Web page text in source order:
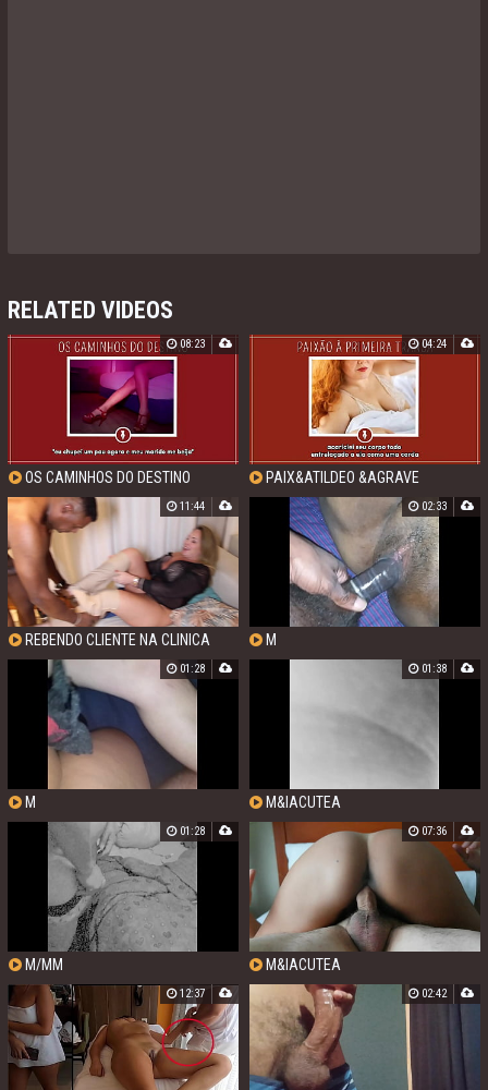
RELATED VIDEOS
OS CAMINHOS DO DESTINO
CONTOS LIBERTINOS
08:23
PAIX&ATILDEO &AGRAVE
PRIMEIRA TRANSA CONTOS
LIBERTINOS
04:24
REBENDO CLIENTE NA CLINICA
PRA UMA CONSULTA
11:44
M
02:33
M
01:28
M&IACUTEA
01:38
M/MM
01:28
M&IACUTEA
07:36
12:37 02:42